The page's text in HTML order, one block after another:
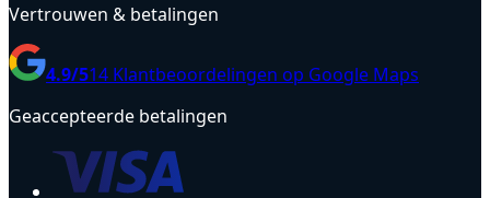
Vertrouwen & betalingen
4.9/514 Klantbeoordelingen op Google Maps
Geaccepteerde betalingen